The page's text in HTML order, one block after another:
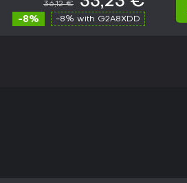
36,12 €
-8% -8% with G2A8XDD